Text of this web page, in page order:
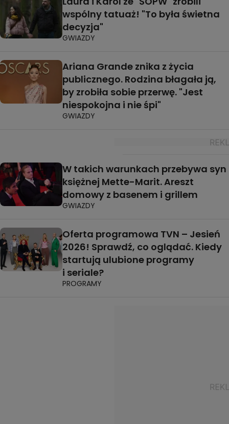
wspólny tatuaż! "To była świetna
decyzja"
GWIAZDY
Ariana Grande znika z życia
publicznego. Rodzina błagała ją,
by zrobiła sobie przerwę. "Jest
niespokojna i nie śpi"
GWIAZDY
W takich warunkach przebywa syn
księżnej Mette-Marit. Areszt
domowy z basenem i grillem
GWIAZDY
Oferta programowa TVN – Jesień
2026! Sprawdź, co oglądać. Kiedy
startują ulubione programy
i seriale?
PROGRAMY